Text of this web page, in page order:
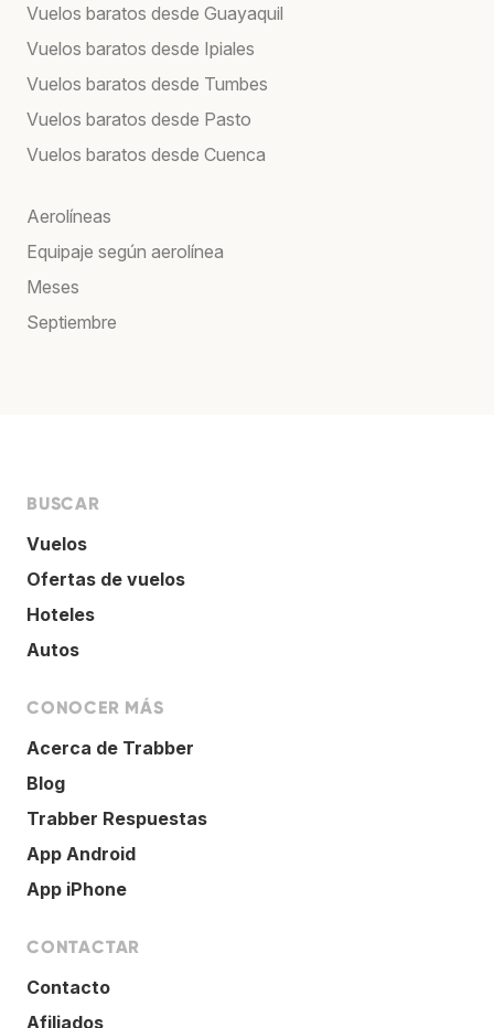
Vuelos baratos desde Guayaquil
Vuelos baratos desde Ipiales
Vuelos baratos desde Tumbes
Vuelos baratos desde Pasto
Vuelos baratos desde Cuenca
Aerolíneas
Equipaje según aerolínea
Meses
Septiembre
BUSCAR
Vuelos
Ofertas de vuelos
Hoteles
Autos
CONOCER MÁS
Acerca de Trabber
Blog
Trabber Respuestas
App Android
App iPhone
CONTACTAR
Contacto
Afiliados